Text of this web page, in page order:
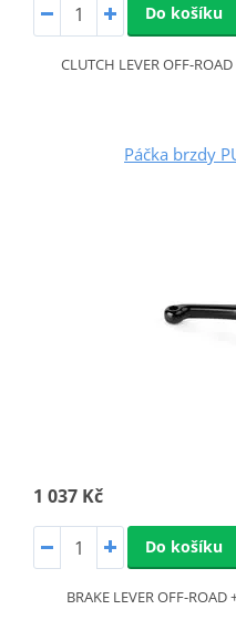
Do košíku
CLUTCH LEVER OFF-
Páčka brzdy
1 037 Kč
Do košíku
BRAKE LEVER OFF-